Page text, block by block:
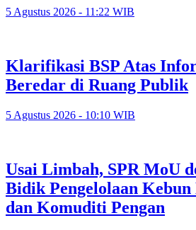
5 Agustus 2026 - 11:22 WIB
Klarifikasi BSP Atas
Beredar di Ruang Publik
5 Agustus 2026 - 10:10 WIB
Usai Limbah, SPR MoU
Bidik Pengelolaan
dan Komuditi Pengan